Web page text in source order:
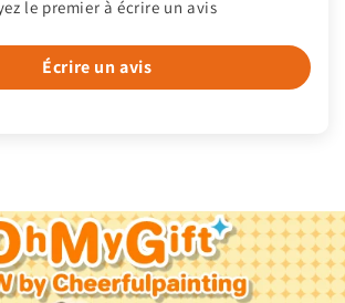
le premier à écrire un avis
Écrire un avis